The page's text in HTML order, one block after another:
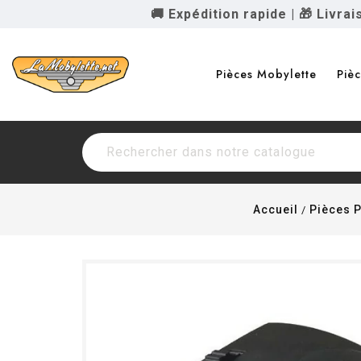
🚚 Expédition rapide | 🎁
Pièces Mobylette
Accueil Pièces